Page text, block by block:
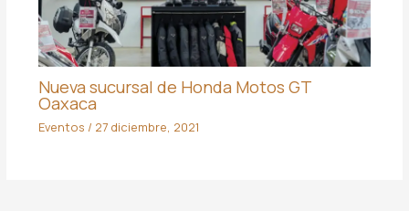
Nueva sucursal de Honda Motos GT
Oaxaca
Eventos / 27 diciembre, 2021